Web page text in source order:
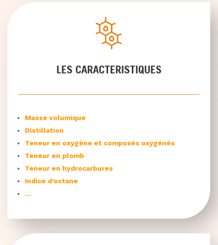
LES CARACTERISTIQUES
Masse volumique
Distillation
Teneur en oxygène et composés oxygénés
Teneur en plomb
Teneur en hydrocarbures
Indice d’octane
…